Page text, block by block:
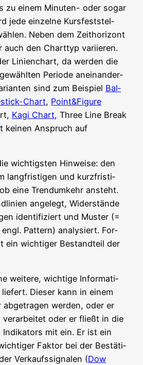
zu einem Minu­ten- oder sogar
jede ein­zel­ne Kurs­fest­stel­
Neben dem Zeit­ho­ri­zont
auch den Chart­typ vari­ie­ren.
Lini­en­chart, da wer­den die
Peri­ode anein­an­der­
sind zum Bei­spiel Bal­
Chart, Point&Figure
Kagi Chart, Three Line Break
kei­nen Anspruch auf
wich­tigs­ten Hin­wei­se: den
lang­fris­ti­gen und kurz­fris­ti­
eine Trend­um­kehr ansteht.
ange­legt, Wider­stän­de
iden­ti­fi­ziert und Mus­ter (=
engl. Pat­tern) ana­ly­siert. For­
ein wich­ti­ger Bestand­teil der
wei­te­re, wich­ti­ge Infor­ma­ti­
Die­ser kann in einem
abge­tra­gen wer­den, oder er
ver­ar­bei­tet oder er fließt in die
Indi­ka­tors mit ein. Er ist ein
Fak­tor bei der Bestä­ti­
Ver­kaufs­si­gna­len (Dow